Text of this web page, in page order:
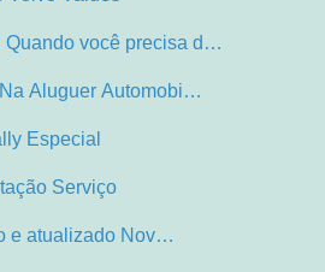
Quando você precisa d…
Aluguer Automobi…
Especial
Serviço
e atualizado Nov…